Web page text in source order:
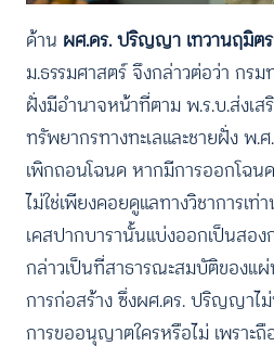
ด้าน ผศ.ดร. ปริญญา เทวานฤมิต
ม.ธรรมศาสตร์ จึงกล่าวต่อว่า กรม
ฝั่งมีอํานาจหน้าที่ตาม พ.ร.บ.ส่งเส
ทรัพยากรทางทะเลและชายฝั่ง พ.
เพิกถอนโฉนด หากมีการออกโฉ
ไม่ใช่เพียงคอยดูแลทางวิชาการเท่
เคสปากบารานั้นแบ่งออกเป็นส
กล่าวเป็นที่สาธารณะสมบัติของ
การก่อสร้าง ซึ่งผศ.ดร. ปริญญาไ
การขออนุญาตใครหรือไม่ เพราะ